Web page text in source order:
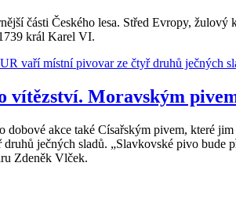
části Českého lesa. Střed Evropy, žulový
král Karel VI.
vítězství. Moravským
akce také Císařským pivem, které
ječných sladů. „Slavkovské pivo bude
Zdeněk Vlček.